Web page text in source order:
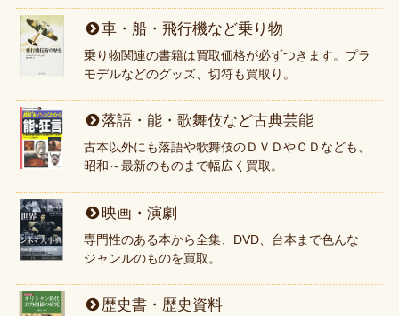
車・船・飛行機など乗り物
乗り物関連の書籍は買取価格が必ずつきます。プラ
モデルなどのグッズ、切符も買取り。
落語・能・歌舞伎など古典芸能
古本以外にも落語や歌舞伎のＤＶＤやＣＤなども、
昭和～最新のものまで幅広く買取。
映画・演劇
専門性のある本から全集、DVD、台本まで色んな
ジャンルのものを買取。
歴史書・歴史資料